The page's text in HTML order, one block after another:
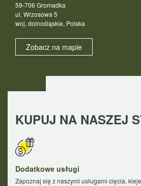
59-706 Gromadka
ul. Wrzosowa 5
woj. dolnośląskie, Polska
Zobacz na mapie
KUPUJ NA NASZEJ
Dodatkowe usługi
Zapoznaj się z naszymi usługami cięcia,